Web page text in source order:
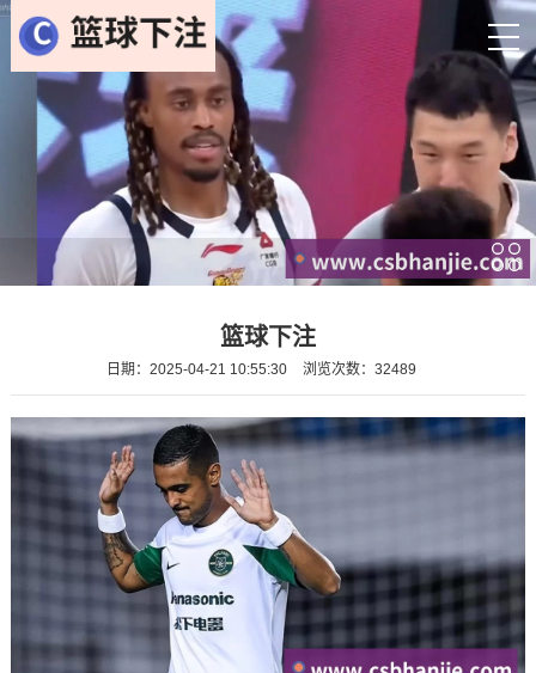
篮球下注
日期：2025-04-21 10:55:30 浏览次数：32489